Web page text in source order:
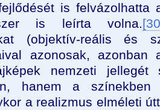
is felvázolhatta
is leírta volna.
(objektív-reális és
azonosak, azonban
nemzeti jellegét
hanem a
a realizmus elméleti